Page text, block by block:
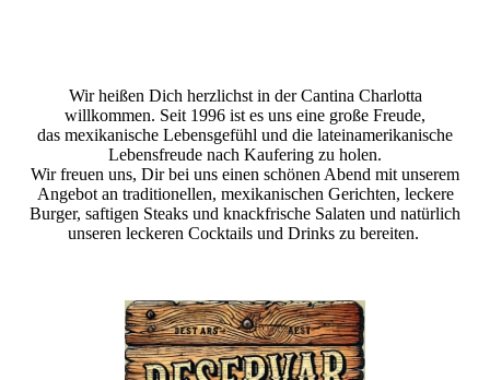
Wir heißen Dich herzlichst in der Cantina Charlotta
willkommen. Seit 1996 ist es uns eine große Freude,
das mexikanische Lebensgefühl und die lateinamerikanische
Lebensfreude nach Kaufering zu holen.
Wir freuen uns, Dir bei uns einen schönen Abend mit unserem
Angebot an traditionellen, mexikanischen Gerichten, leckere
Burger, saftigen Steaks und knackfrische Salaten und natürlich
unseren leckeren Cocktails und Drinks zu bereiten.